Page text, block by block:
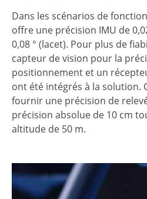
Dans les scénarios de
offre une précision IMU de
0,08 ° (lacet). Pour plus de
capteur de vision pour la
positionnement et un
ont été intégrés à la solution.
fournir une précision de
précision absolue de 10 cm
altitude de 50 m.